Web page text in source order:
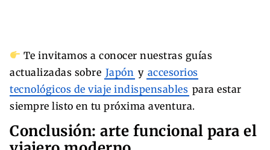
Te invitamos a conocer nuestras guías
actualizadas sobre Japón y accesorios
tecnológicos de viaje indispensables para estar
siempre listo en tu próxima aventura.
Conclusión: arte funcional para el